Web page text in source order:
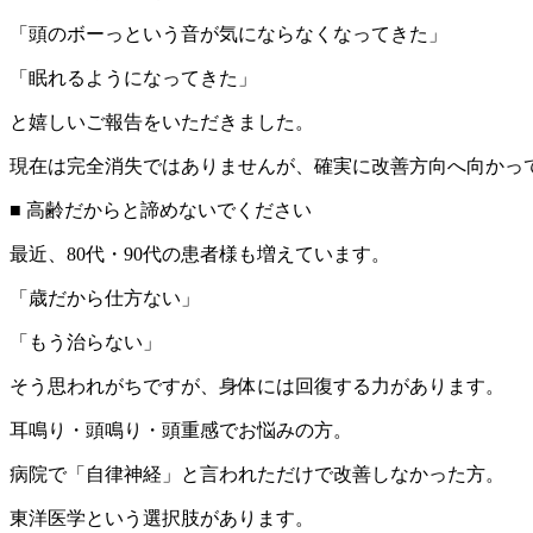
「頭のボーっという音が気にならなくなってきた」
「眠れるようになってきた」
と嬉しいご報告をいただきました。
現在は完全消失ではありませんが、確実に改善方向へ向かっ
■ 高齢だからと諦めないでください
最近、80代・90代の患者様も増えています。
「歳だから仕方ない」
「もう治らない」
そう思われがちですが、身体には回復する力があります。
耳鳴り・頭鳴り・頭重感でお悩みの方。
病院で「自律神経」と言われただけで改善しなかった方。
東洋医学という選択肢があります。